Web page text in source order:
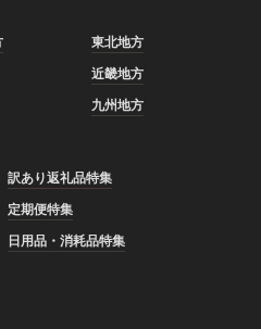
東北地方
近畿地方
九州地方
訳あり返礼品特集
定期便特集
日用品・消耗品特集